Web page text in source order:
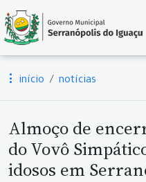
início notícias
Almoço de
do Vovô
idosos em